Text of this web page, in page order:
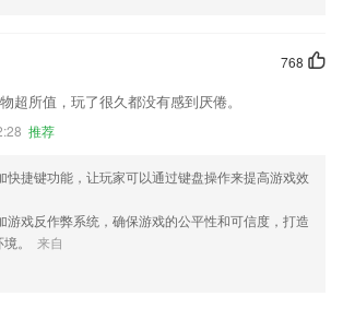
768
超所值，玩了很久都没有感到厌倦。
推荐
快捷键功能，让玩家可以通过键盘操作来提高游戏效
游戏反作弊系统，确保游戏的公平性和可信度，打造
。
来自